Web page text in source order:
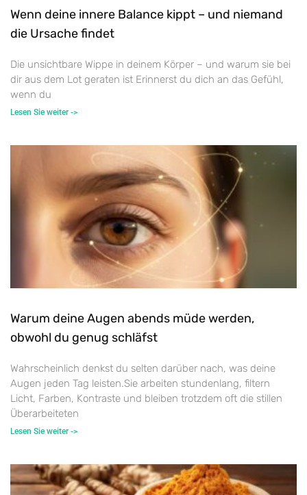
Wenn deine innere Balance kippt – und niemand
die Ursache findet
Die unsichtbare Wippe in deinem Körper – und warum sie bei
dir aus dem Lot geraten ist Erinnerst du dich an das Gefühl,
wenn du
Lesen Sie weiter ->
Warum deine Augen abends müde werden,
obwohl du genug schläfst
Wahrscheinlich denkst du selten darüber nach, was deine
Augen jeden Tag leisten.Sie arbeiten stundenlang, filtern
Licht, Farben, Kontraste und bleiben trotzdem oft die stillen
Überarbeiteten
Lesen Sie weiter ->